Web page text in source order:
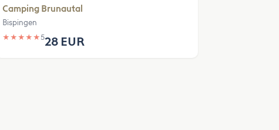
Camping Brunautal
Bispingen
★ ★ ★ ★ ★528 EUR